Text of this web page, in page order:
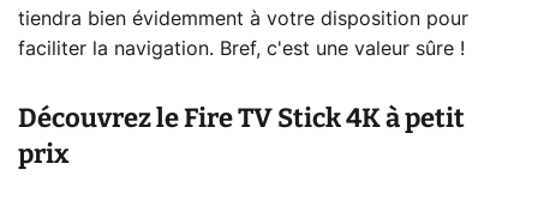
tiendra bien évidemment à votre disposition pour
faciliter la navigation. Bref, c'est une valeur sûre !
Découvrez le Fire TV Stick 4K à petit
prix